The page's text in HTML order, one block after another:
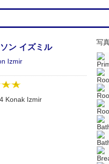
ン イズミル
Izmir
Konak Izmir
写